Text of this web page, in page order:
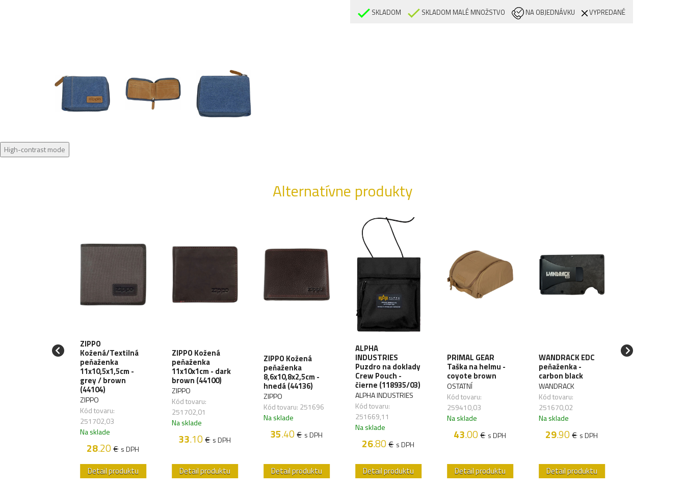
SKLADOM SKLADOM MALÉ MNOŽSTVO NA OBJEDNÁVKU VYPREDANÉ
High-contrast mode
Alternatívne produkty
ZIPPO
Kožená/Textilná
peňaženka
11x10,5x1,5cm -
grey / brown
(44104)
ZIPPO
Kód tovaru:
251702,03
Na sklade
28.20€ s DPH
Detail produktu
ZIPPO Kožená
peňaženka
11x10x1cm - dark
brown (44100)
ZIPPO
Kód tovaru:
251702,01
Na sklade
33.10€ s DPH
Detail produktu
ZIPPO Kožená
peňaženka
8,6x10,8x2,5cm -
hnedá (44136)
ZIPPO
Kód tovaru: 251696
Na sklade
35.40€ s DPH
Detail produktu
ALPHA
INDUSTRIES
Puzdro na doklady
Crew Pouch -
čierne (118935/03)
ALPHA INDUSTRIES
Kód tovaru:
251669,11
Na sklade
26.80€ s DPH
Detail produktu
PRIMAL GEAR
Taška na helmu -
coyote brown
OSTATNÍ
Kód tovaru:
259410,03
Na sklade
43.00€ s DPH
Detail produktu
WANDRACK EDC
peňaženka -
carbon black
WANDRACK
Kód tovaru:
251670,02
Na sklade
29.90€ s DPH
Detail produktu